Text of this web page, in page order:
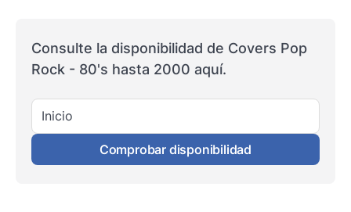
Consulte la disponibilidad de Covers Pop
Rock - 80's hasta 2000 aquí.
Inicio
Comprobar disponibilidad